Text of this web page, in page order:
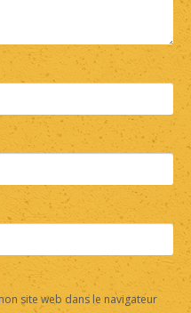
site web dans le navigateur